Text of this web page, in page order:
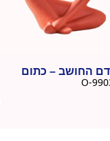
החושב – כתום